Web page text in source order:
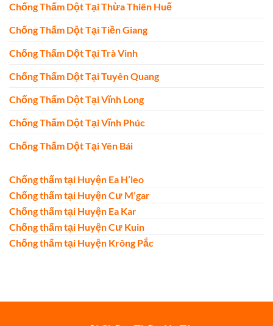
Chống Thấm Dột Tại Thừa Thiên Huế
Chống Thấm Dột Tại Tiền Giang
Chống Thấm Dột Tại Trà Vinh
Chống Thấm Dột Tại Tuyên Quang
Chống Thấm Dột Tại Vĩnh Long
Chống Thấm Dột Tại Vĩnh Phúc
Chống Thấm Dột Tại Yên Bái
Chống thấm tại Huyện Ea H’leo
Chống thấm tại Huyện Cư M’gar
Chống thấm tại Huyện Ea Kar
Chống thấm tại Huyện Cư Kuin
Chống thấm tại Huyện Krông Pắc